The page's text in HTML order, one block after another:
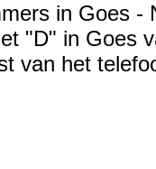
in Goes -
"D" in Goes
van het